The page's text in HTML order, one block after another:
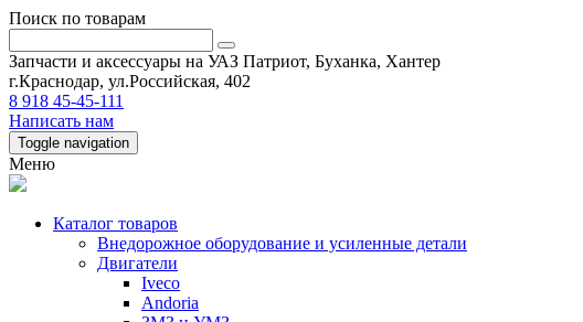
Поиск по товарам
Запчасти и аксессуары на УАЗ Патриот, Буханка, Хантер
г.Краснодар, ул.Российская, 402
8 918 45-45-111
Написать нам
Toggle navigation
Меню
Каталог товаров
Внедорожное оборудование и усиленные детали
Двигатели
Iveco
Andoria